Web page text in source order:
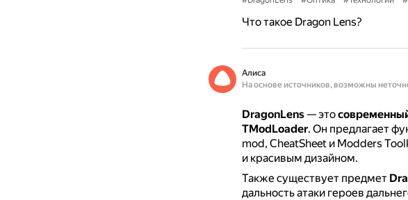
Что такое Dragon Lens?
Алиса
На основе источников, возможны
DragonLens — это
TModLoader. Он предлагает
mod, CheatSheet и Modders
и красивым дизайном.
Также существует предмет
дальность атаки героев